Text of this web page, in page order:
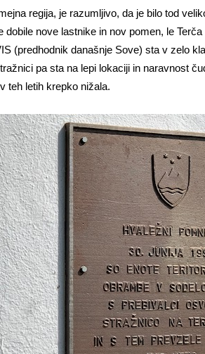
regija, je razumljivo, da je bilo tod
dobile nove lastnike in nov pomen, le
(predhodnik današnje Sove) sta v zelo
pa sta na lepi lokaciji in naravnost
teh letih krepko nižala.